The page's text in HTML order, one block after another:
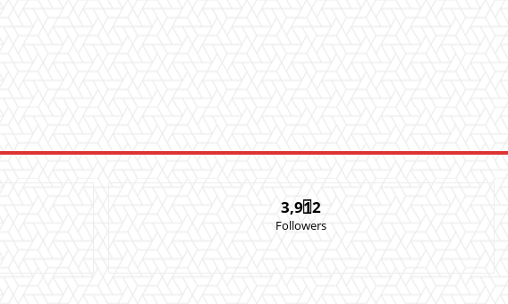
3,912
Followers